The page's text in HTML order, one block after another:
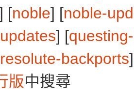
[noble] [noble-
] [
resolute-backports
版中搜尋